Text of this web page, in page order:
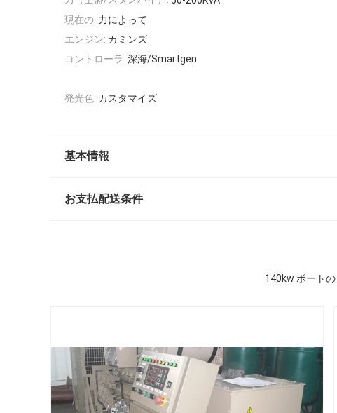
現在の: 力によって
エンジン: カミンズ
コントローラ: 深海/Smartgen
発光色: カスタマイズ
基本情報
お支払配送条件
140kw ボート